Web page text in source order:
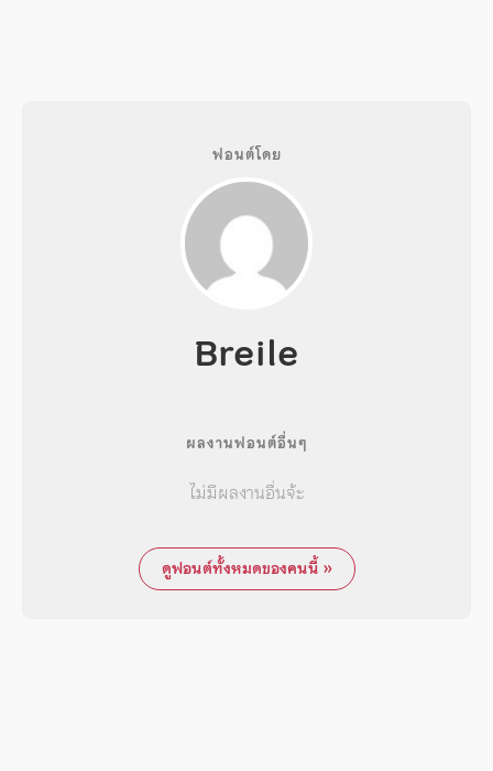
ฟอนต์โดย
Breile
ผลงานฟอนต์อื่นๆ
ไม่มีผลงานอื่นจ้ะ
ดูฟอนต์ทั้งหมดของคนนี้ »